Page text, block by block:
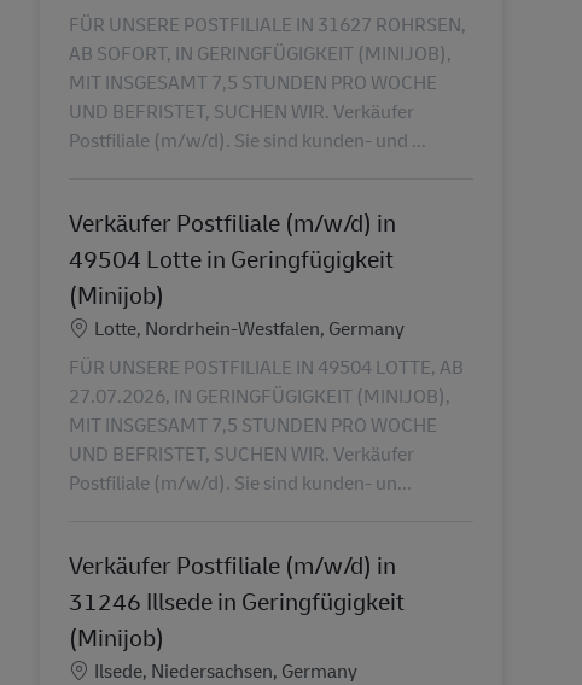
FÜR UNSERE POSTFILIALE IN 31627 ROHRSEN,
AB SOFORT, IN GERINGFÜGIGKEIT (MINIJOB),
MIT INSGESAMT 7,5 STUNDEN PRO WOCHE
UND BEFRISTET, SUCHEN WIR. Verkäufer
Postfiliale (m/w/d). Sie sind kunden- und ...
Verkäufer Postfiliale (m/w/d) in
49504 Lotte in Geringfügigkeit
(Minijob)
Location
Lotte, Nordrhein-Westfalen, Germany
FÜR UNSERE POSTFILIALE IN 49504 LOTTE, AB
27.07.2026, IN GERINGFÜGIGKEIT (MINIJOB),
MIT INSGESAMT 7,5 STUNDEN PRO WOCHE
UND BEFRISTET, SUCHEN WIR. Verkäufer
Postfiliale (m/w/d). Sie sind kunden- un...
Verkäufer Postfiliale (m/w/d) in
31246 Illsede in Geringfügigkeit
(Minijob)
Location
Ilsede, Niedersachsen, Germany